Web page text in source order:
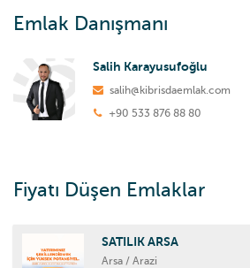
Emlak Danışmanı
Salih Karayusufoğlu
salih@kibrisdaemlak.com
+90 533 876 88 80
Fiyatı Düşen Emlaklar
SATILIK ARSA
Arsa / Arazi